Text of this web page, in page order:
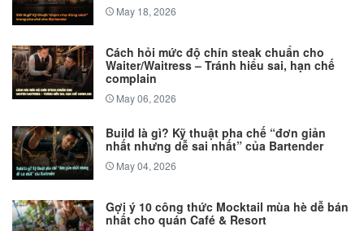
May 18, 2026
Cách hỏi mức độ chín steak chuẩn cho
Waiter/Waitress – Tránh hiểu sai, hạn chế
complain
May 06, 2026
Build là gì? Kỹ thuật pha chế “đơn giản
nhất nhưng dễ sai nhất” của Bartender
May 04, 2026
Gợi ý 10 công thức Mocktail mùa hè dễ bán
nhất cho quán Café & Resort